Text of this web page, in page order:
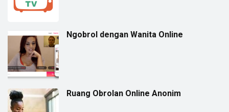
Ngobrol dengan Wanita Online
Ruang Obrolan Online Anonim